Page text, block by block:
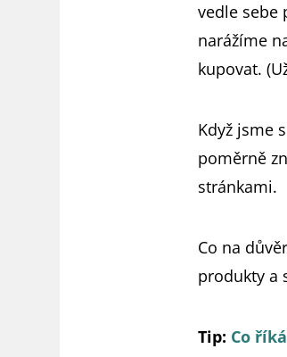
vedle sebe
narážíme
kupovat.
Když jsme
poměrně
stránkami.
Co na
produkty a
Tip: Co